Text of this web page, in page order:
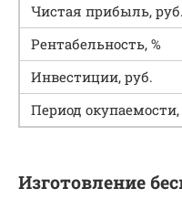
Чистая прибыль, руб.
Рентабельность, %
Инвестиции, руб.
Период
Изготовление